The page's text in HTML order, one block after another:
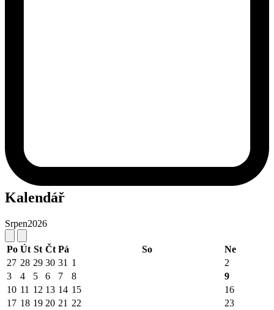
Kalendář
Srpen2026
Po Út St Čt Pá So
Ne
27 28 29 30 31 1
2
3
4 5 6 7 8
9
10 11 12 13 14 15
16
17 18 19 20 21 22 23